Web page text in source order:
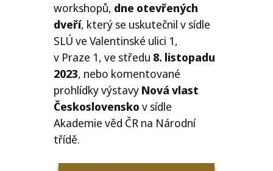
workshopů, dne otevřených
dveří, který se uskutečnil v sídle
SLÚ ve Valentinské ulici 1,
v Praze 1, ve středu 8. listopadu
2023, nebo komentované
prohlídky výstavy Nová vlast
Československo v sídle
Akademie věd ČR na Národní
třídě.